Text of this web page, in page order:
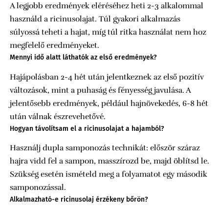
A legjobb eredmények eléréséhez heti 2-3 alkalommal
használd a ricinusolajat. Túl gyakori alkalmazás
súlyossá teheti a hajat, míg túl ritka használat nem hoz
megfelelő eredményeket.
Mennyi idő alatt láthatók az első eredmények?
Hajápolásban 2-4 hét után jelentkeznek az első pozitív
változások, mint a puhaság és fényesség javulása. A
jelentősebb eredmények, például hajnövekedés, 6-8 hét
után válnak észrevehetővé.
Hogyan távolítsam el a ricinusolajat a hajamból?
Használj dupla samponozás technikát: először száraz
hajra vidd fel a sampon, masszírozd be, majd öblítsd le.
Szükség esetén ismételd meg a folyamatot egy második
samponozással.
Alkalmazható-e ricinusolaj érzékeny bőrön?